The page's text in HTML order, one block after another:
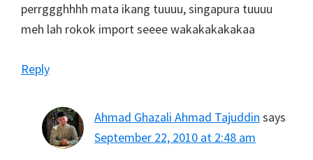
perrggghhhh mata ikang tuuuu, singapura tuuuu
meh lah rokok import seeee wakakakakakaa
Reply
Ahmad Ghazali Ahmad Tajuddin says
September 22, 2010 at 2:48 am